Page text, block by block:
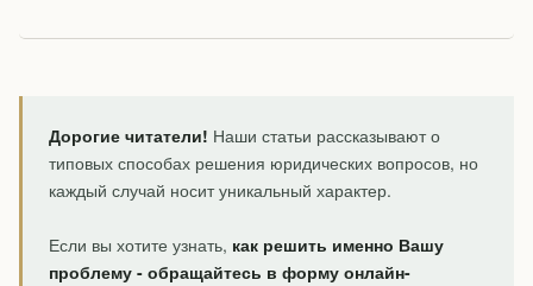
Дорогие читатели! Наши статьи рассказывают о
типовых способах решения юридических вопросов, но
каждый случай носит уникальный характер.
Если вы хотите узнать, как решить именно Вашу
проблему - обращайтесь в форму онлайн-